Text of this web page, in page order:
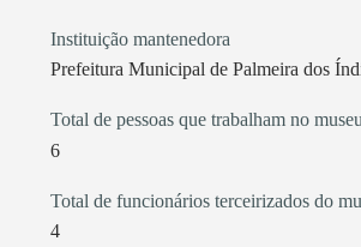
Instituição mantenedora
Prefeitura Municipal de Palmeira dos
Total de pessoas que trabalham no museu
6
Total de funcionários terceirizados do
4